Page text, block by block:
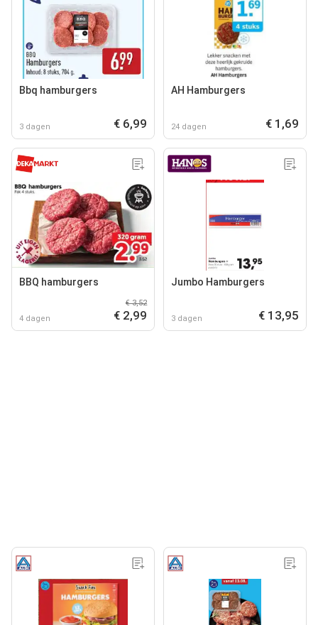
Bbq hamburgers
3 dagen € 6,99
AH Hamburgers
24 dagen € 1,69
BBQ hamburgers
4 dagen
€ 3,52
€ 2,99
Jumbo Hamburgers
3 dagen € 13,95